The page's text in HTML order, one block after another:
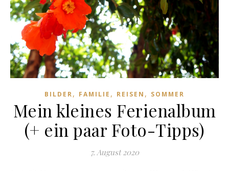
BILDER, FAMILIE , REISEN , SOMMER
Mein kleines Ferienalbum
(+ ein paar Foto-Tipps)
7. August 2020